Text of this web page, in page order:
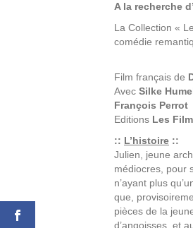
A la recherche
La Collection «
comédie
Film français de
Avec Silke
François Perrot
Editions Les
:: L’histoire ::
Julien, jeune
médiocres, pour
n’ayant plus
que,
pièces de la
d’angoisses, et